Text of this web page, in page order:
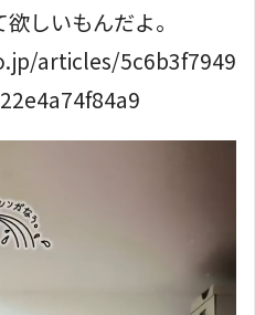
しいもんだよ。
articles/5c6b3f7949